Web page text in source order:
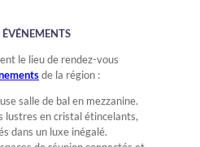
le lieu de rendez-vous
de la région :
salle de bal en mezzanine.
lustres en cristal étincelants,
dans un luxe inégalé.